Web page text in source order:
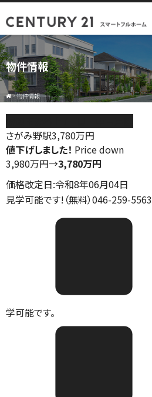
物件情報
>物件情報
さがみ野駅3,780万円
値下げしました！ Price down
3,980万円→3,780万円
価格改定日:令和8年06月04日
見学可能です!（無料）046-259-5563
学可能です。